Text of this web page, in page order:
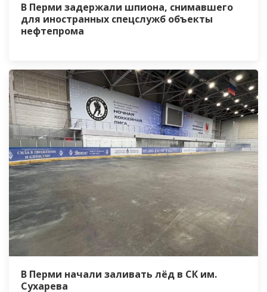
В Перми задержали шпиона, снимавшего
для иностранных спецслужб объекты
нефтепрома
В Перми начали заливать лёд в СК им.
Сухарева